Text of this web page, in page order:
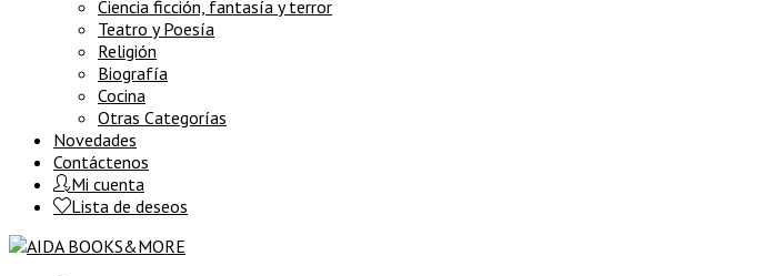
Ciencia ficción, fantasía y terror
Teatro y Poesía
Religión
Biografía
Cocina
Otras Categorías
Novedades
Contáctenos
Mi cuenta
Lista de deseos